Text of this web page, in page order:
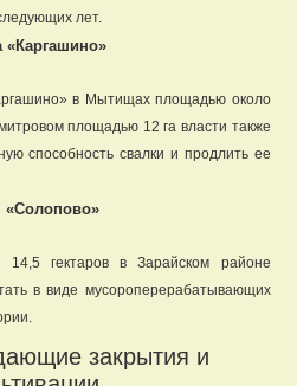
лет.
«Каргашино»
в Мытищах площадью около
площадью 12 га власти также
способность свалки и продлить ее
«Солопово»
гектаров в Зарайском районе
в виде мусороперерабатывающих
закрытия и